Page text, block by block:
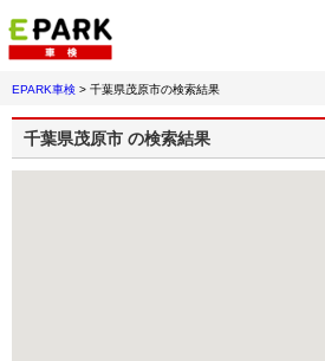
EPARK車検 > 千葉県茂原市の検索結果
千葉県茂原市 の検索結果